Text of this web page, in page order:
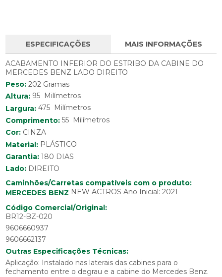
ESPECIFICAÇÕES MAIS INFORMAÇÕES
ACABAMENTO INFERIOR DO ESTRIBO DA CABINE DO
MERCEDES BENZ LADO DIREITO
Peso: 202 Gramas
Altura: 95 Milímetros
Largura: 475 Milímetros
Comprimento: 55 Milímetros
Cor: CINZA
Material: PLÁSTICO
Garantia: 180 DIAS
Lado: DIREITO
Caminhões/Carretas compatíveis com o produto:
MERCEDES BENZ NEW ACTROS Ano Inicial: 2021
Código Comercial/Original:
BR12-BZ-020
9606660937
9606662137
Outras Especificações Técnicas:
Aplicação: Instalado nas laterais das cabines para o
fechamento entre o degrau e a cabine do Mercedes Benz.